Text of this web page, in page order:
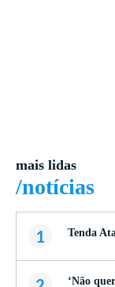
mais lidas
/notícias
1 Tenda
‘Não